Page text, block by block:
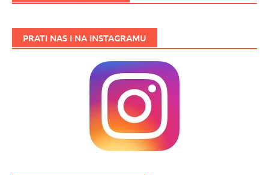
PRATI NAS I NA INSTAGRAMU